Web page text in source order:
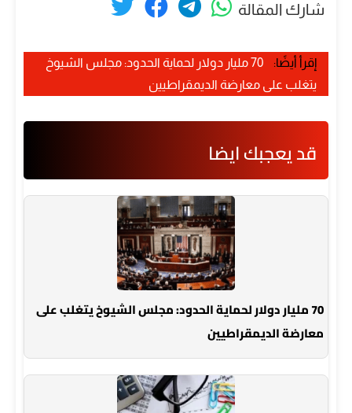
شارك المقالة
إقرأ أيضًا:
70 مليار دولار لحماية الحدود: مجلس الشيوخ
يتغلب على معارضة الديمقراطيين
قد يعجبك ايضا
70 مليار دولار لحماية الحدود: مجلس الشيوخ يتغلب على
معارضة الديمقراطيين